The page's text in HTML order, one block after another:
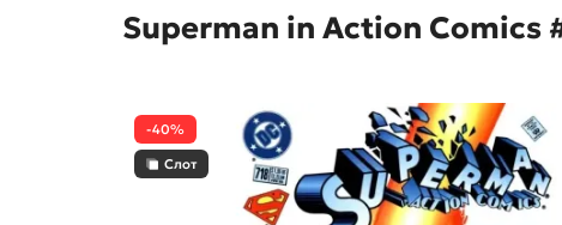
Superman in Action Comics
-40%
Слот